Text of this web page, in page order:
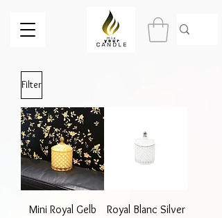
Filter
Mini Royal Gelb
Royal Blanc Silver